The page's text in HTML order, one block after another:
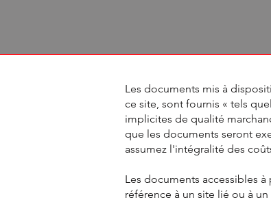
Les documents mis à
ce site, sont fournis « tels
implicites de qualité
que les documents seront
assumez l'intégralité des
Les documents accessibles
référence à un site lié ou à